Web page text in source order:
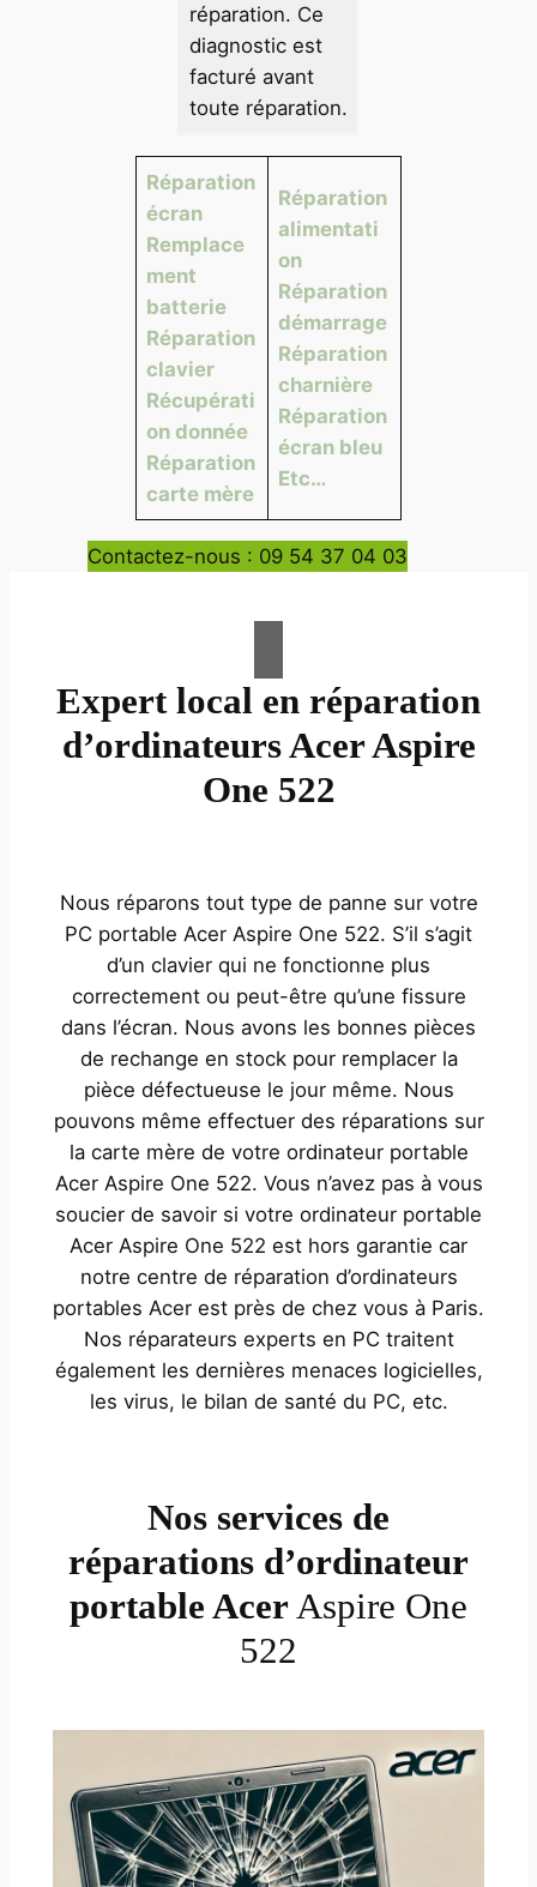
réparation. Ce
diagnostic est
facturé avant
toute réparation.
Réparation
écran
Remplace
ment
batterie
Réparation
clavier
Récupérati
on donnée
Réparation
carte mère
Réparation
alimentati
on
Réparation
démarrage
Réparation
charnière
Réparation
écran bleu
Etc…
Contactez-nous : 09 54 37 04 03
Expert local en réparation
d’ordinateurs Acer Aspire
One 522
Nous réparons tout type de panne sur votre
PC portable Acer Aspire One 522. S’il s’agit
d’un clavier qui ne fonctionne plus
correctement ou peut-être qu’une fissure
dans l’écran. Nous avons les bonnes pièces
de rechange en stock pour remplacer la
pièce défectueuse le jour même. Nous
pouvons même effectuer des réparations sur
la carte mère de votre ordinateur portable
Acer Aspire One 522. Vous n’avez pas à vous
soucier de savoir si votre ordinateur portable
Acer Aspire One 522 est hors garantie car
notre centre de réparation d’ordinateurs
portables Acer est près de chez vous à Paris.
Nos réparateurs experts en PC traitent
également les dernières menaces logicielles,
les virus, le bilan de santé du PC, etc.
Nos services de
réparations d’ordinateur
portable Acer Aspire One
522